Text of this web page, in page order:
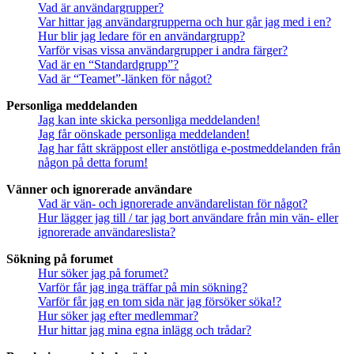
Vad är användargrupper?
Var hittar jag användargrupperna och hur går jag med i en?
Hur blir jag ledare för en användargrupp?
Varför visas vissa användargrupper i andra färger?
Vad är en “Standardgrupp”?
Vad är “Teamet”-länken för något?
Personliga meddelanden
Jag kan inte skicka personliga meddelanden!
Jag får oönskade personliga meddelanden!
Jag har fått skräppost eller anstötliga e-postmeddelanden från
någon på detta forum!
Vänner och ignorerade användare
Vad är vän- och ignorerade användarelistan för något?
Hur lägger jag till / tar jag bort användare från min vän- eller
ignorerade användareslista?
Sökning på forumet
Hur söker jag på forumet?
Varför får jag inga träffar på min sökning?
Varför får jag en tom sida när jag försöker söka!?
Hur söker jag efter medlemmar?
Hur hittar jag mina egna inlägg och trådar?